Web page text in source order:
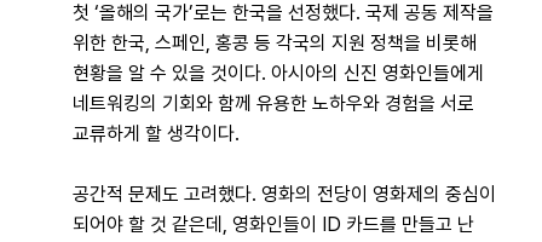
첫 ‘올해의 국가’로는 한국을 선정했다. 국제 공동 제작을
위한 한국, 스페인, 홍콩 등 각국의 지원 정책을 비롯해
현황을 알 수 있을 것이다. 아시아의 신진 영화인들에게
네트워킹의 기회와 함께 유용한 노하우와 경험을 서로
교류하게 할 생각이다.
공간적 문제도 고려했다. 영화의 전당이 영화제의 중심이
되어야 할 것 같은데, 영화인들이 ID 카드를 만들고 난